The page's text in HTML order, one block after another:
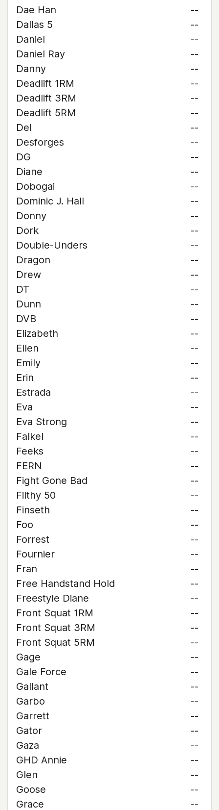
Dae Han
--
Dallas 5
--
Daniel
--
Daniel Ray
--
Danny
--
Deadlift 1RM
--
Deadlift 3RM
--
Deadlift 5RM
--
Del
--
Desforges
--
DG
--
Diane
--
Dobogai
--
Dominic J. Hall
--
Donny
--
Dork
--
Double-Unders
--
Dragon
--
Drew
--
DT
--
Dunn
--
DVB
--
Elizabeth
--
Ellen
--
Emily
--
Erin
--
Estrada
--
Eva
--
Eva Strong
--
Falkel
--
Feeks
--
FERN
--
Fight Gone Bad
--
Filthy 50
--
Finseth
--
Foo
--
Forrest
--
Fournier
--
Fran
--
Free Handstand Hold
--
Freestyle Diane
--
Front Squat 1RM
--
Front Squat 3RM
--
Front Squat 5RM
--
Gage
--
Gale Force
--
Gallant
--
Garbo
--
Garrett
--
Gator
--
Gaza
--
GHD Annie
--
Glen
--
Goose
--
Grace
--